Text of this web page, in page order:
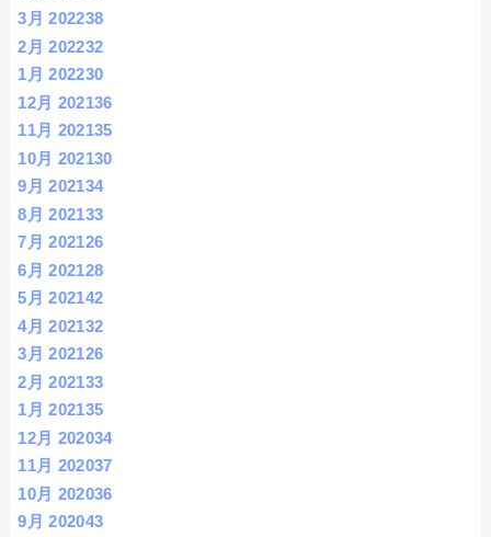
3月 202238
2月 202232
1月 202230
12月 202136
11月 202135
10月 202130
9月 202134
8月 202133
7月 202126
6月 202128
5月 202142
4月 202132
3月 202126
2月 202133
1月 202135
12月 202034
11月 202037
10月 202036
9月 202043